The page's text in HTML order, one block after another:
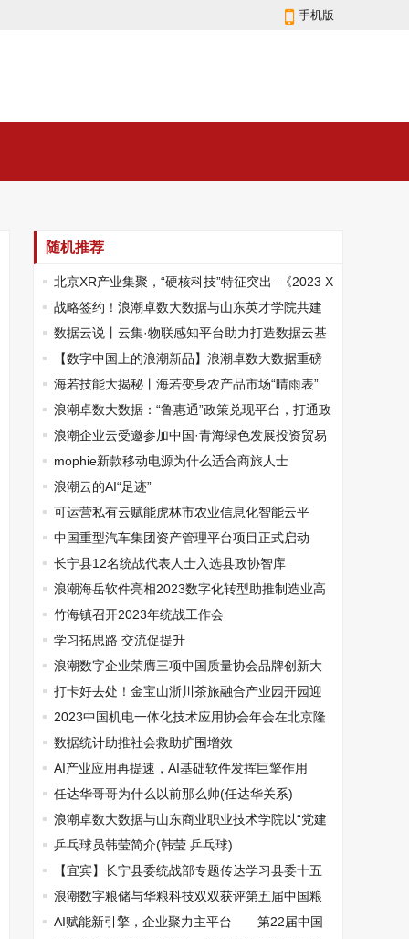
手机版
随机推荐
北京XR产业集聚，“硬核科技”特征突出–《2023 X
R企业TOP100榜单》重磅发布！
战略签约！浪潮卓数大数据与山东英才学院共建
新一代信息技术专业群
数据云说丨云集·物联感知平台助力打造数据云基
础设施【数字中国上的浪潮新品】浪潮卓数大数据重磅
发布两大产品
海若技能大揭秘丨海若变身农产品市场“晴雨表”
浪潮卓数大数据：“鲁惠通”政策兑现平台，打通政
策兑现“最后一公里”
浪潮企业云受邀参加中国·青海绿色发展投资贸易
洽谈会
mophie新款移动电源为什么适合商旅人士
浪潮云的AI“足迹”
可运营私有云赋能虎林市农业信息化智能云平
台，构建智慧农业新范式
中国重型汽车集团资产管理平台项目正式启动
长宁县12名统战代表人士入选县政协智库
浪潮海岳软件亮相2023数字化转型助推制造业高
质量发展大会
竹海镇召开2023年统战工作会
学习拓思路 交流促提升
浪潮数字企业荣膺三项中国质量协会品牌创新大
奖打卡好去处！金宝山浙川茶旅融合产业园开园迎
客2023中国机电一体化技术应用协会年会在北京隆
重召开
数据统计助推社会救助扩围增效
AI产业应用再提速，AI基础软件发挥巨擎作用
任达华哥哥为什么以前那么帅(任达华关系)
浪潮卓数大数据与山东商业职业技术学院以“党建
共建”赋能“双高”建设新实
乒乓球员韩莹简介(韩莹 乒乓球)
【宜宾】长宁县委统战部专题传达学习县委十五
届第十一次全体会议精神
浪潮数字粮储与华粮科技双双获评第五届中国粮
油学会优秀单位会员
AI赋能新引擎，企业聚力主平台——第22届中国